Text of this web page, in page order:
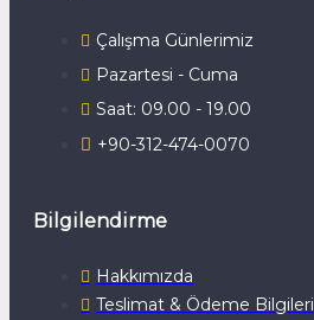
Çalışma Günlerimiz
Pazartesi - Cuma
Saat: 09.00 - 19.00
+90-312-474-0070
Bilgilendirme
Hakkımızda
Teslimat & Ödeme Bilgileri